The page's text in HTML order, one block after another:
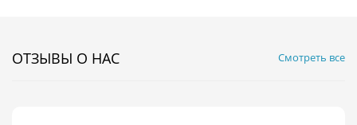
ОТЗЫВЫ О НАС Смотреть все